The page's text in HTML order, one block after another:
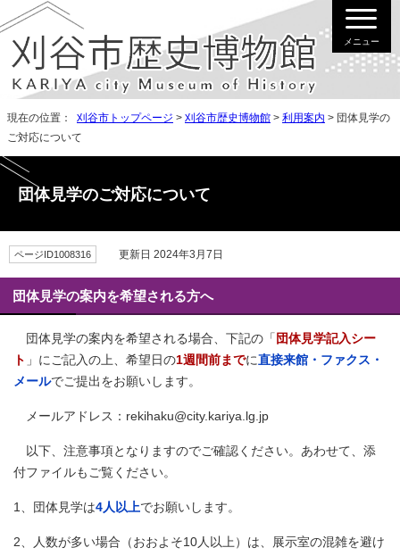
メニュー
現在の位置： 刈谷市トップページ > 刈谷市歴史博物館 > 利用案内 > 団体見学の
ご対応について
団体見学のご対応について
ページID1008316 更新日 2024年3月7日
団体見学の案内を希望される方へ
団体見学の案内を希望される場合、下記の「 団体見学記入シー
ト 」にご記入の上、希望日の1週間前までに直接来館・ファクス・
メールでご提出をお願いします。
メールアドレス：rekihaku@city.kariya.lg.jp
以下、注意事項となりますのでご確認ください。あわせて、添
付ファイルもご覧ください。
1、団体見学は4人以上でお願いします。
2、人数が多い場合（おおよそ10人以上）は、展示室の混雑を避け